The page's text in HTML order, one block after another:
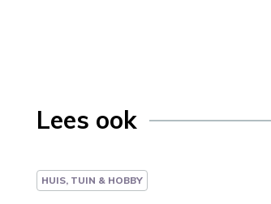
Lees ook
HUIS, TUIN & HOBBY